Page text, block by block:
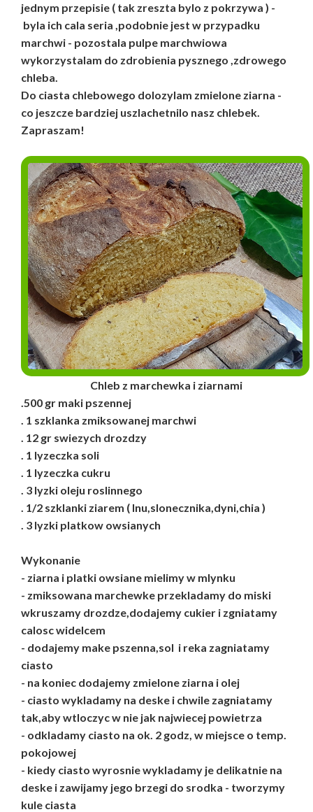
jednym przepisie ( tak zreszta bylo z pokrzywa ) -
byla ich cala seria ,podobnie jest w przypadku
marchwi - pozostala pulpe marchwiowa
wykorzystalam do zdrobienia pysznego ,zdrowego
chleba.
Do ciasta chlebowego dolozylam zmielone ziarna -
co jeszcze bardziej uszlachetnilo nasz chlebek.
Zapraszam!
Chleb z marchewka i ziarnami
.500 gr maki pszennej
. 1 szklanka zmiksowanej marchwi
. 12 gr swiezych drozdzy
. 1 lyzeczka soli
. 1 lyzeczka cukru
. 3 lyzki oleju roslinnego
. 1/2 szklanki ziarem ( lnu,slonecznika,dyni,chia )
. 3 lyzki platkow owsianych
Wykonanie
- ziarna i platki owsiane mielimy w mlynku
- zmiksowana marchewke przekladamy do miski
wkruszamy drozdze,dodajemy cukier i zgniatamy
calosc widelcem
- dodajemy make pszenna,sol i reka zagniatamy
ciasto
- na koniec dodajemy zmielone ziarna i olej
- ciasto wykladamy na deske i chwile zagniatamy
tak,aby wtloczyc w nie jak najwiecej powietrza
- odkladamy ciasto na ok. 2 godz, w miejsce o temp.
pokojowej
- kiedy ciasto wyrosnie wykladamy je delikatnie na
deske i zawijamy jego brzegi do srodka - tworzymy
kule ciasta